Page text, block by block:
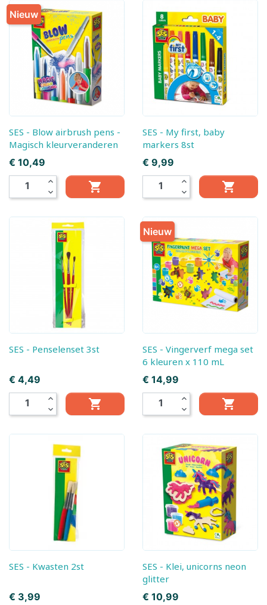
SES - Blow airbrush pens -
Magisch kleurveranderen
Prijs
€ 10,49
expand_less
expand_more

Nieuw
SES - My first, baby
markers 8st
Prijs
€ 9,99
expand_less
expand_more

SES - Penselenset 3st
Prijs
€ 4,49
expand_less
expand_more

SES - Vingerverf mega set
6 kleuren x 110 mL
Prijs
€ 14,99
expand_less
expand_more

Nieuw
SES - Kwasten 2st
Prijs
€ 3,99
SES - Klei, unicorns neon
glitter
Prijs
€ 10,99